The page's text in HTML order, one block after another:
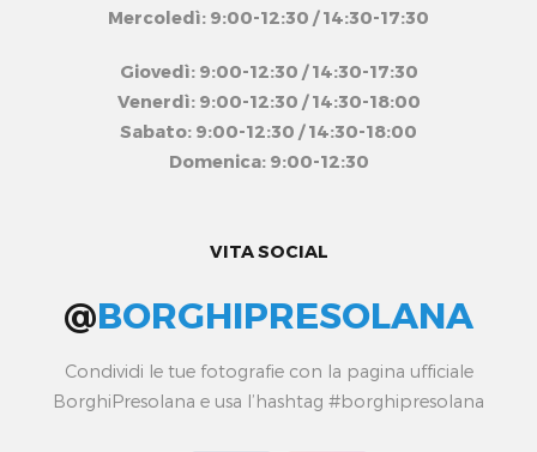
Mercoledì: 9:00-12:30 / 14:30-17:30
Giovedì: 9:00-12:30 / 14:30-17:30
Venerdì: 9:00-12:30 / 14:30-18:00
Sabato: 9:00-12:30 / 14:30-18:00
Domenica: 9:00-12:30
VITA SOCIAL
@BORGHIPRESOLANA
Condividi le tue fotografie con la pagina ufficiale
BorghiPresolana e usa l’hashtag #borghipresolana